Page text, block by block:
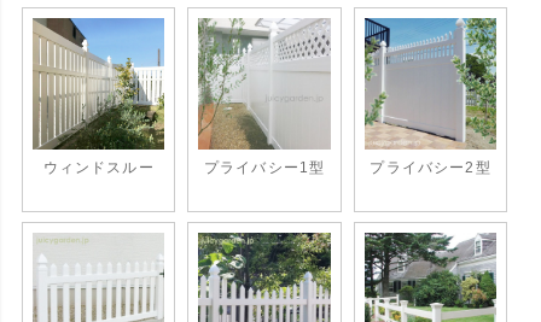
ウィンドスルー プライバシー1型 プライバシー2型